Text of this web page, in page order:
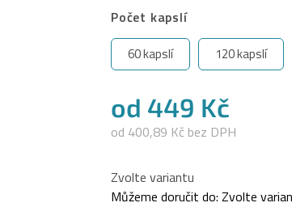
Počet kapslí
60 kapslí 120 kapslí
od 449 Kč
od 400,89 Kč bez DPH
cena:
Zvolte variantu
Můžeme doručit do: Zvolte